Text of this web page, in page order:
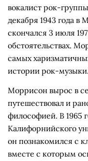
вокалист рок-
декабря 1943 года в
скончался 3 июля
обстоятельствах.
самых
истории рок-музыки.
Моррисон вырос в
путешествовал и
философией. В 1965
Калифорнийского
он познакомился с
вместе с которым